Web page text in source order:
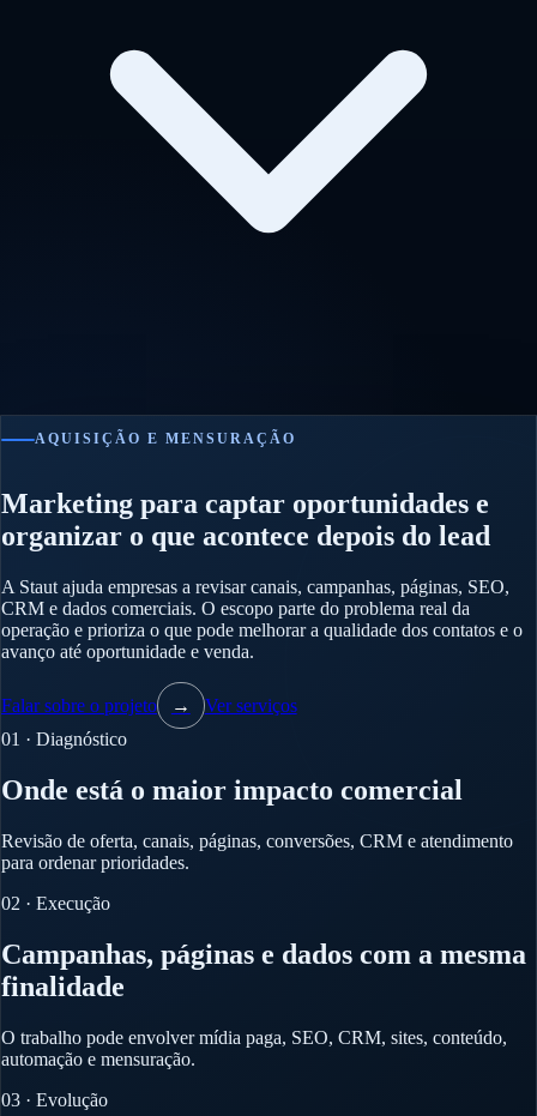
AQUISIÇÃO E MENSURAÇÃO
Marketing para captar oportunidades e
organizar o que acontece depois do lead
A Staut ajuda empresas a revisar canais, campanhas, páginas, SEO,
CRM e dados comerciais. O escopo parte do problema real da
operação e prioriza o que pode melhorar a qualidade dos contatos e o
avanço até oportunidade e venda.
Falar sobre o projeto →
Ver serviços
01 · Diagnóstico
Onde está o maior impacto comercial
Revisão de oferta, canais, páginas, conversões, CRM e atendimento
para ordenar prioridades.
02 · Execução
Campanhas, páginas e dados com a mesma
finalidade
O trabalho pode envolver mídia paga, SEO, CRM, sites, conteúdo,
automação e mensuração.
03 · Evolução